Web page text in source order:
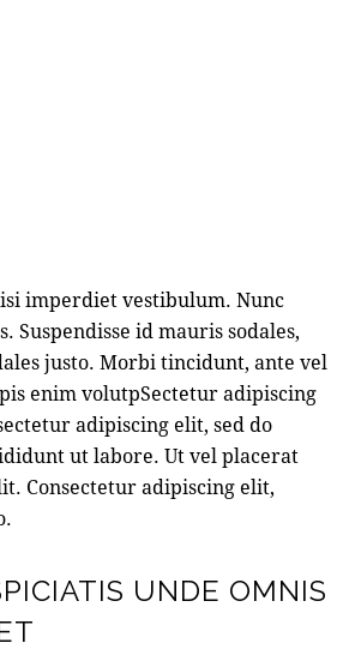
imperdiet vestibulum. Nunc
Suspendisse id mauris sodales,
justo. Morbi tincidunt, ante vel
enim volutpSectetur adipiscing
adipiscing elit, sed do
ut labore. Ut vel placerat
Consectetur adipiscing elit,
UNDE OMNIS